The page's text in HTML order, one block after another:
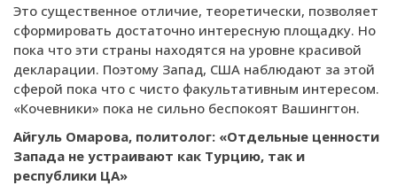
Это существенное отличие, теоретически, позволяет
сформировать достаточно интересную площадку. Но
пока что эти страны находятся на уровне красивой
декларации. Поэтому Запад, США наблюдают за этой
сферой пока что с чисто факультативным интересом.
«Кочевники» пока не сильно беспокоят Вашингтон.
Айгуль Омарова, политолог: «Отдельные ценности
Запада не устраивают как Турцию, так и
республики ЦА»